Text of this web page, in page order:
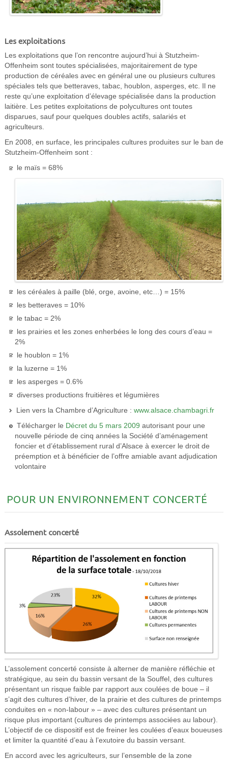
Les exploitations
Les exploitations que l’on rencontre aujourd’hui à Stutzheim-
Offenheim sont toutes spécialisées, majoritairement de type
production de céréales avec en général une ou plusieurs cultures
spéciales tels que betteraves, tabac, houblon, asperges, etc. Il ne
reste qu’une exploitation d’élevage spécialisée dans la production
laitière. Les petites exploitations de polycultures ont toutes
disparues, sauf pour quelques doubles actifs, salariés et
agriculteurs.
En 2008, en surface, les principales cultures produites sur le ban de
Stutzheim-Offenheim sont :
le maïs = 68%
les céréales à paille (blé, orge, avoine, etc…) = 15%
les betteraves = 10%
le tabac = 2%
les prairies et les zones enherbées le long des cours d’eau =
2%
le houblon = 1%
la luzerne = 1%
les asperges = 0.6%
diverses productions fruitières et légumières
Lien vers la Chambre d’Agriculture : www.alsace.chambagri.fr
Télécharger le Décret du 5 mars 2009 autorisant pour une
nouvelle période de cinq années la Société d’aménagement
foncier et d’établissement rural d’Alsace à exercer le droit de
préemption et à bénéficier de l’offre amiable avant adjudication
volontaire
POUR UN ENVIRONNEMENT CONCERTÉ
Assolement concerté
L’assolement concerté consiste à alterner de manière réfléchie et
stratégique, au sein du bassin versant de la Souffel, des cultures
présentant un risque faible par rapport aux coulées de boue – il
s’agit des cultures d’hiver, de la prairie et des cultures de printemps
conduites en « non-labour » – avec des cultures présentant un
risque plus important (cultures de printemps associées au labour).
L’objectif de ce dispositif est de freiner les coulées d’eaux boueuses
et limiter la quantité d’eau à l’exutoire du bassin versant.
En accord avec les agriculteurs, sur l’ensemble de la zone